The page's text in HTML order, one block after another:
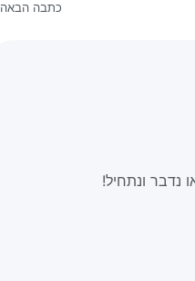
כתבה הבאה
נדבר ונתחיל!